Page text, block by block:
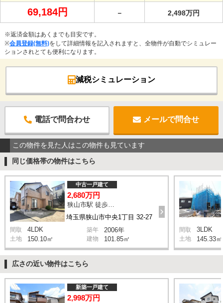
69,184円 － 2,498万円
※返済金額はあくまでも目安です。
※会員登録(無料)をして詳細情報を記入されますと、全物件が自動でシミュレー
ションされとても便利になります。
減税シミュレーション
電話で問合わせ メールで問合せ
この物件を見た人はこの物件も見ています
同じ価格帯の物件はこちら
埼玉県狭山市中央1丁目 32-27
中古一戸建て
2,680万円
間取 4LDK 築年 2006年
土地 150.10㎡ 建物 101.85㎡
間取 3LDK
土地 145.33㎡
広さの近い物件はこちら
新築一戸建て
2,998万円